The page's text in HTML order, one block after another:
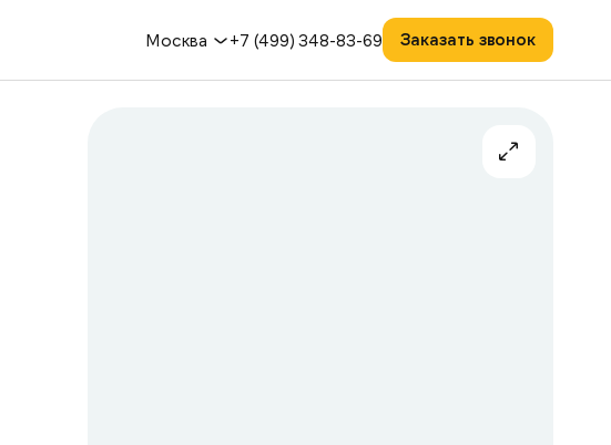
Москва +7 (499) 348-83-69 Заказать звонок